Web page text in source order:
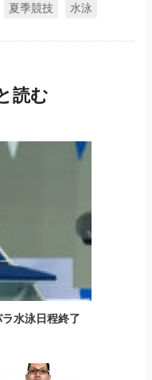
夏季競技 水泳
読む
水泳日程終了